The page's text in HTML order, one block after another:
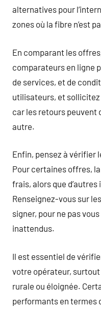
alternatives pour
zones où la fibre n’est
En comparant les
comparateurs en ligne
de services, et de
utilisateurs, et sollicitez
car les retours peuvent
autre.
Enfin, pensez à vérifier
Pour certaines offres,
frais, alors que
Renseignez-vous sur
signer, pour ne pas
inattendus.
Il est essentiel de
votre opérateur, surtout
rurale ou éloignée.
performants en termes